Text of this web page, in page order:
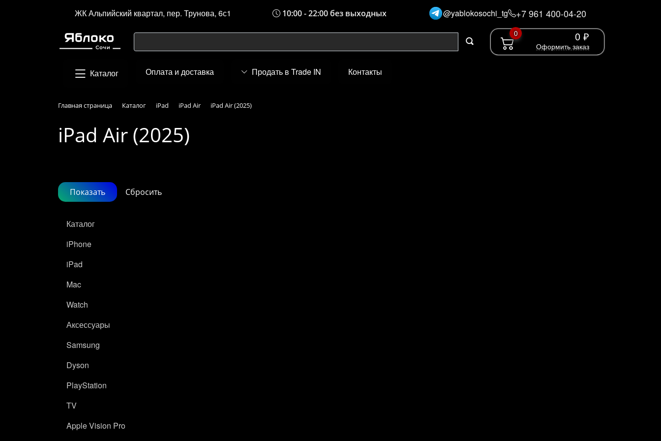
ЖК Альпийский квартал, пер. Трунова, 6с1 10:00 - 22:00 без выходных @yablokosochi_tg +7 961 400-04-20
0 0 ₽
Оформить заказ
Каталог Оплата и доставка Продать в Trade IN Контакты
Главная страница Каталог iPad iPad Air iPad Air (2025)
iPad Air (2025)
Каталог
iPhone
iPad
Mac
Watch
Аксессуары
Samsung
Dyson
PlayStation
TV
Apple Vision Pro